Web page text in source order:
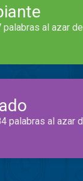
palabras al azar
palabras al azar